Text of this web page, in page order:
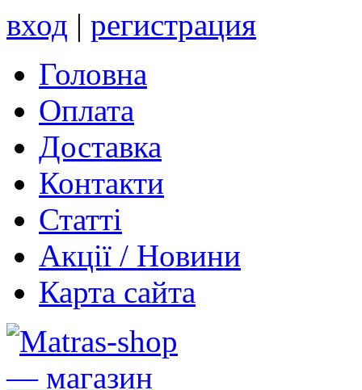
вход | регистрация
Головна
Оплата
Доставка
Контакти
Статті
Акції / Новини
Карта сайта